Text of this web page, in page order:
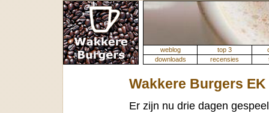
weblog top 3
downloads
recensies
Wakkere Burgers
Er zijn nu drie dagen